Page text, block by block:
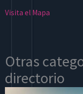
Visita el Mapa
Otras
directorio